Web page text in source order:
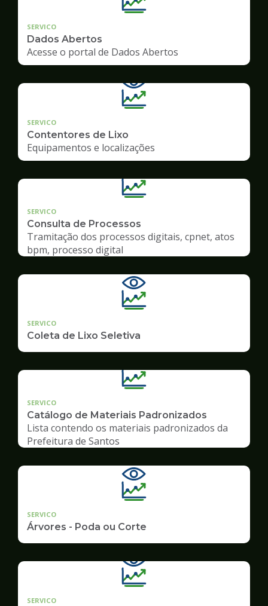
SERVICO
Dados Abertos
Acesse o portal de Dados Abertos
SERVICO
Contentores de Lixo
Equipamentos e localizações
SERVICO
Consulta de Processos
Tramitação dos processos digitais, cpnet, atos
bpm, processo digital
SERVICO
Coleta de Lixo Seletiva
SERVICO
Catálogo de Materiais Padronizados
Lista contendo os materiais padronizados da
Prefeitura de Santos
SERVICO
Árvores - Poda ou Corte
SERVICO